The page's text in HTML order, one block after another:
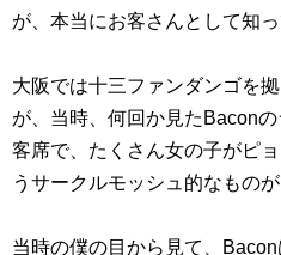
が、本当にお客さんとして知
大阪では十三ファンダンゴを
が、当時、何回か見たBacon
客席で、たくさん女の子がピ
うサークルモッシュ的なもの
当時の僕の目から見て、